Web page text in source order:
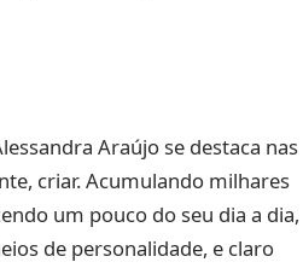
Araújo se destaca nas
criar. Acumulando milhares
um pouco do seu dia a dia,
de personalidade, e claro